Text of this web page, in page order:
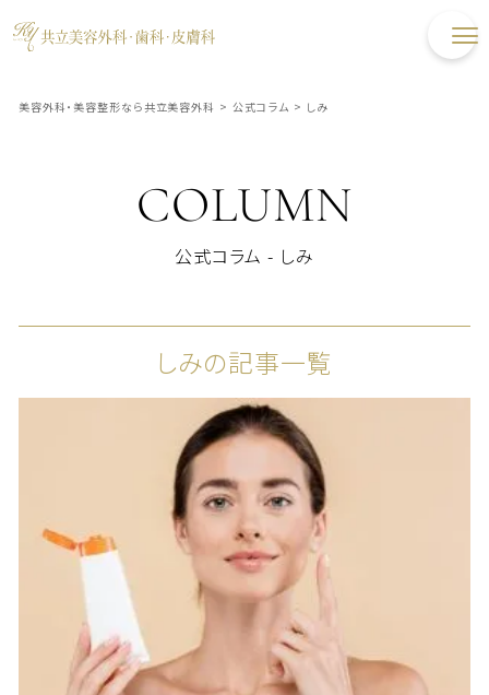
美容外科・美容整形なら共立美容外科 > 公式コラム > しみ
COLUMN
公式コラム - しみ
しみの記事一覧